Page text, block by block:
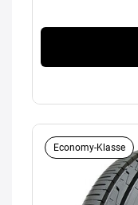
Economy-Klasse